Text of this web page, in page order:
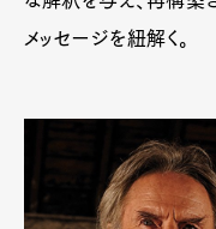
メッセージを紐解く。